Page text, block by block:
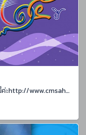
อ่านรายงานกิจการประจำปี 2557 ได้ที่ลิงค์นี้ค่ะhttp://www.cmsahakorn.com/report/AnnualReport2014.pdf